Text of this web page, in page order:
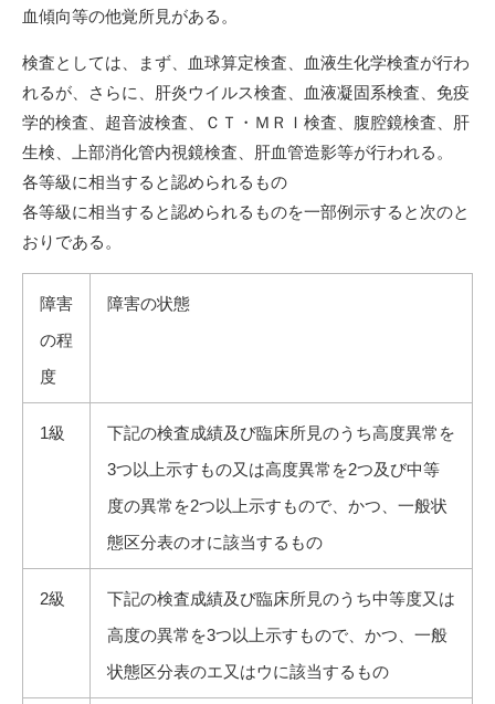
血傾向等の他覚所見がある。
検査としては、まず、血球算定検査、血液生化学検査が行わ
れるが、さらに、肝炎ウイルス検査、血液凝固系検査、免疫
学的検査、超音波検査、ＣＴ・ＭＲＩ検査、腹腔鏡検査、肝
生検、上部消化管内視鏡検査、肝血管造影等が行われる。
各等級に相当すると認められるもの
各等級に相当すると認められるものを一部例示すると次のと
おりである。
障害
の程
度
障害の状態
1級
下記の検査成績及び臨床所見のうち高度異常を
3つ以上示すもの又は高度異常を2つ及び中等
度の異常を2つ以上示すもので、かつ、一般状
態区分表のオに該当するもの
2級
下記の検査成績及び臨床所見のうち中等度又は
高度の異常を3つ以上示すもので、かつ、一般
状態区分表のエ又はウに該当するもの